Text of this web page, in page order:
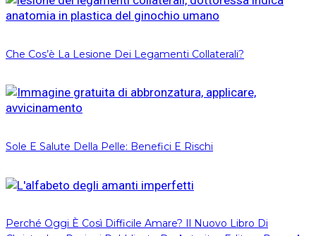
Che Cos’è La Lesione Dei Legamenti Collaterali?
Sole E Salute Della Pelle: Benefici E Rischi
Perché Oggi È Così Difficile Amare? Il Nuovo Libro Di